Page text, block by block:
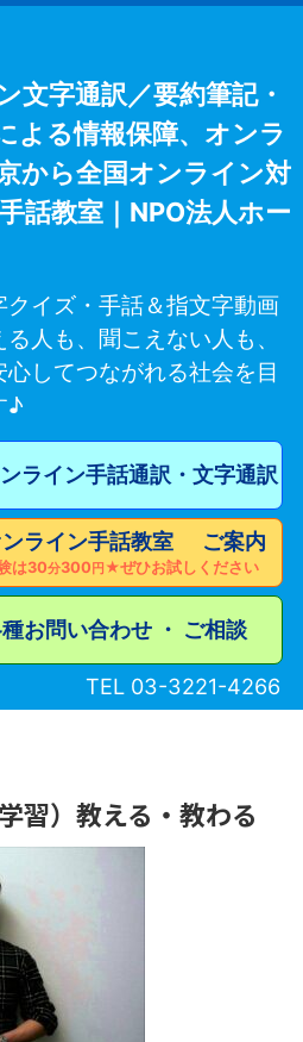
文字通訳／要約筆記・
よる情報保障、オンラ
から全国オンライン対
話教室｜NPO法人ホー
イズ・手話＆指文字動画
人も、聞こえない人も、
してつながれる社会を目
♪
ライン手話通訳・文字通訳
ンライン手話教室 ご案内
は30分300円★ぜひお試しください
お問い合わせ ・ ご相談
TEL 03-3221-4266
習）教える・教わる